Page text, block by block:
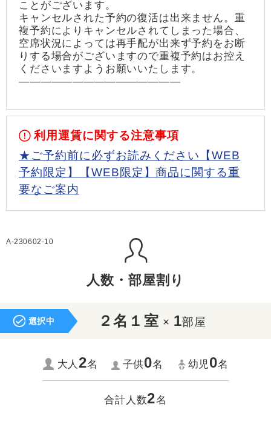
ことがございます。
キャンセルされた予約の復活は出来ません。重
複予約によりキャンセルされてしまった場合、
空席状況によっては再手配が出来ず予約をお断
りする場合がございますので重複予約はお控え
くださいますようお願いいたします。
―――――――――――――――
利用運賃に関する注意事項
★ご予約前に必ずお読みください【WEB
予約限定】【WEB限定】商品に関する重
要なご案内
A-230602-10
人数・部屋割り
選択中 ２名１室 × 1部屋
大人2名 子供0名 幼児0名
合計人数2名